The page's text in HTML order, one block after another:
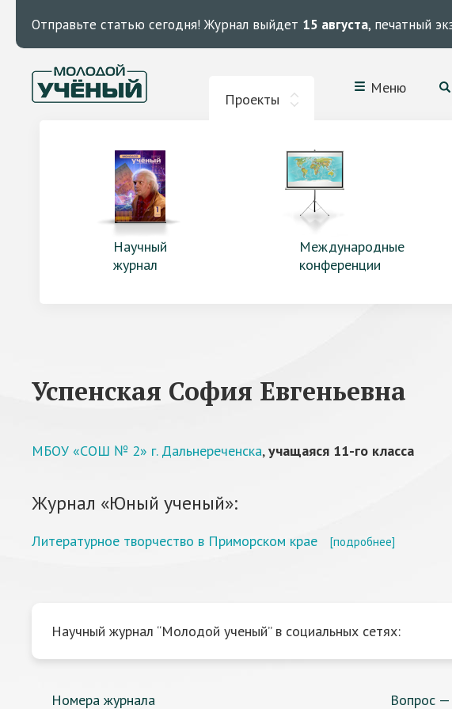
Отправьте статью сегодня! Журнал выйдет 15 августа, печатный
Проекты
Меню
Научный
журнал
Международные
конференции
Успенская София Евгеньевна
МБОУ «СОШ № 2» г. Дальнереченска,учащаяся 11-го класса
Журнал «Юный ученый»:
Литературное творчество в Приморском крае [подробнее]
Научный журнал “Молодой ученый” в социальных сетях:
Номера журнала Вопрос —